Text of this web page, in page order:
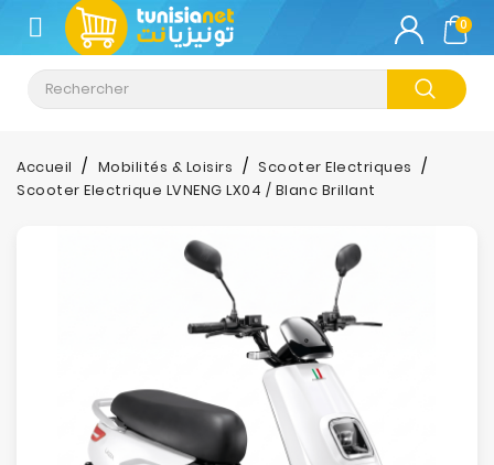
CATÉGORIE
Climatisation
Informatique
0
Accueil Mobilités & Loisirs
Scooter Electriques
Scooter Electrique LVNENG LX04 / Blanc Brillant